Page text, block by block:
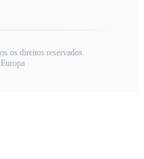
os direitos reservados.